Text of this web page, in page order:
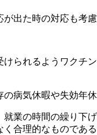
出た時の対応も考
られるようワク
気休暇や失効年
の時間の繰り下
合理的なものである